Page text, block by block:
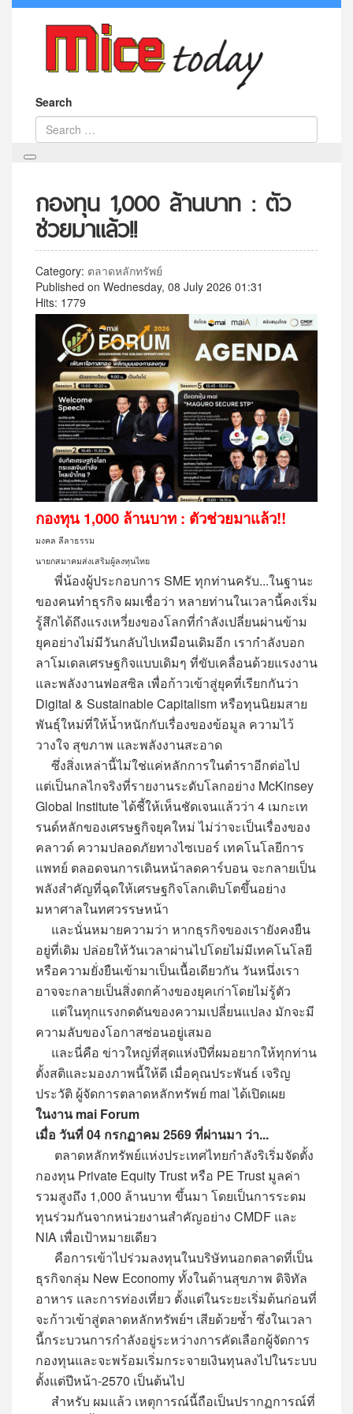
Search
กองทุน 1,000 ล้านบาท : ตัว
ช่วยมาแล้ว!!
Category: ตลาดหลักทรัพย์
Published on Wednesday, 08 July 2026 01:31
Hits: 1779
กองทุน 1,000 ล้านบาท : ตัวช่วยมาแล้ว!!
มงคล ลีลาธรรม
นายกสมาคมส่งเสริมผู้ลงทุนไทย
พี่น้องผู้ประกอบการ SME ทุกท่านครับ...ในฐานะ
ของคนทำธุรกิจ ผมเชื่อว่า หลายท่านในเวลานี้คงเริ่ม
รู้สึกได้ถึงแรงเหวี่ยงของโลกที่กำลังเปลี่ยนผ่านข้าม
ยุคอย่างไม่มีวันกลับไปเหมือนเดิมอีก เรากำลังบอก
ลาโมเดลเศรษฐกิจแบบเดิมๆ ที่ขับเคลื่อนด้วยแรงงาน
และพลังงานฟอสซิล เพื่อก้าวเข้าสู่ยุคที่เรียกกันว่า
Digital & Sustainable Capitalism หรือทุนนิยมสาย
พันธุ์ใหม่ที่ให้น้ำหนักกับเรื่องของข้อมูล ความไว้
วางใจ สุขภาพ และพลังงานสะอาด
ซึ่งสิ่งเหล่านี้ไม่ใช่แค่หลักการในตำราอีกต่อไป
แต่เป็นกลไกจริงที่รายงานระดับโลกอย่าง McKinsey
Global Institute ได้ชี้ให้เห็นชัดเจนแล้วว่า 4 เมกะเท
รนด์หลักของเศรษฐกิจยุคใหม่ ไม่ว่าจะเป็นเรื่องของ
คลาวด์ ความปลอดภัยทางไซเบอร์ เทคโนโลยีการ
แพทย์ ตลอดจนการเดินหน้าลดคาร์บอน จะกลายเป็น
พลังสำคัญที่ฉุดให้เศรษฐกิจโลกเติบโตขึ้นอย่าง
มหาศาลในทศวรรษหน้า
และนั่นหมายความว่า หากธุรกิจของเรายังคงยืน
อยู่ที่เดิม ปล่อยให้วันเวลาผ่านไปโดยไม่มีเทคโนโลยี
หรือความยั่งยืนเข้ามาเป็นเนื้อเดียวกัน วันหนึ่งเรา
อาจจะกลายเป็นสิ่งตกค้างของยุคเก่าโดยไม่รู้ตัว
แต่ในทุกแรงกดดันของความเปลี่ยนแปลง มักจะมี
ความลับของโอกาสซ่อนอยู่เสมอ
และนี่คือ ข่าวใหญ่ที่สุดแห่งปีที่ผมอยากให้ทุกท่าน
ตั้งสติและมองภาพนี้ให้ดี เมื่อคุณประพันธ์ เจริญ
ประวัติ ผู้จัดการตลาดหลักทรัพย์ mai ได้เปิดเผย
ในงาน mai Forum
เมื่อ วันที่ 04 กรกฏาคม 2569 ที่ผ่านมา ว่า...
ตลาดหลักทรัพย์แห่งประเทศไทยกำลังริเริ่มจัดตั้ง
กองทุน Private Equity Trust หรือ PE Trust มูลค่า
รวมสูงถึง 1,000 ล้านบาท ขึ้นมา โดยเป็นการระดม
ทุนร่วมกันจากหน่วยงานสำคัญอย่าง CMDF และ
NIA เพื่อเป้าหมายเดียว
คือการเข้าไปร่วมลงทุนในบริษัทนอกตลาดที่เป็น
ธุรกิจกลุ่ม New Economy ทั้งในด้านสุขภาพ ดิจิทัล
อาหาร และการท่องเที่ยว ตั้งแต่ในระยะเริ่มต้นก่อนที่
จะก้าวเข้าสู่ตลาดหลักทรัพย์ฯ เสียด้วยซ้ำ ซึ่งในเวลา
นี้กระบวนการกำลังอยู่ระหว่างการคัดเลือกผู้จัดการ
กองทุนและจะพร้อมเริ่มกระจายเงินทุนลงไปในระบบ
ตั้งแต่ปีหน้า-2570 เป็นต้นไป
สำหรับ ผมแล้ว เหตุการณ์นี้ถือเป็นปรากฏการณ์ที่